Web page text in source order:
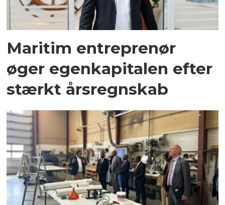
Maritim entreprenør
øger egenkapitalen efter
stærkt årsregnskab